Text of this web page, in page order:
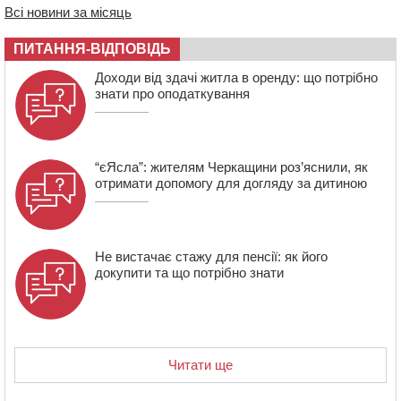
670 тис грн штрафу за незаконні зміни до договору
Мокрокалигірського психоневрологічного інтернату
07:23 Уманські міграційники видворили з країни грузина,
який відсидів термін у колонії
Всі новини за місяць
ПИТАННЯ-ВІДПОВІДЬ
Доходи від здачі житла в оренду: що потрібно
знати про оподаткування
“єЯсла”: жителям Черкащини роз’яснили, як
отримати допомогу для догляду за дитиною
Не вистачає стажу для пенсії: як його
докупити та що потрібно знати
Читати ще